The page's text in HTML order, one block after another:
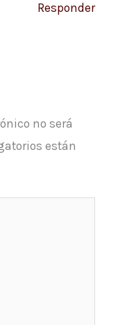
Responder
no será
están